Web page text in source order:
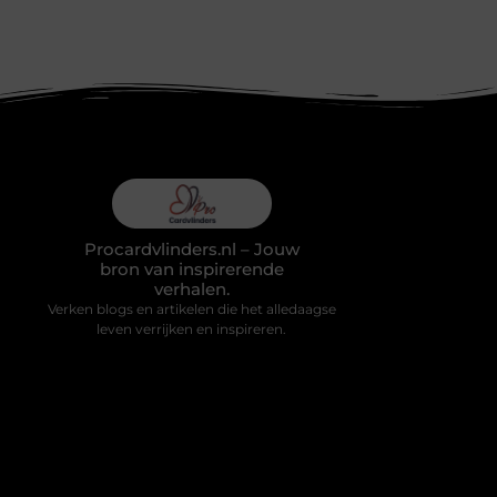
Procardvlinders.nl – Jouw
bron van inspirerende
verhalen.
Verken blogs en artikelen die het alledaagse
leven verrijken en inspireren.